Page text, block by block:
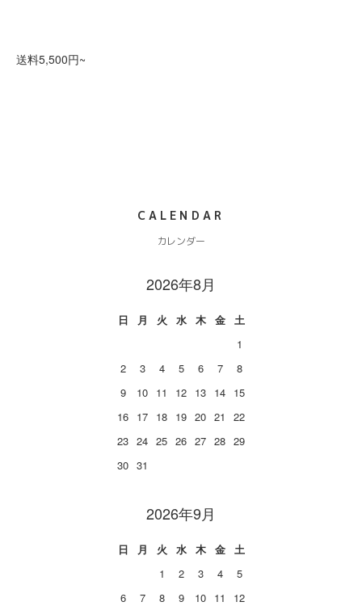
送料5,500円~
CALENDAR
カレンダー
2026年8月
日 月 火 水 木 金
土
1
2
3 4 5 6 7
8
9
10 11 12 13 14 15
16 17 18 19 20 21
22
23 24 25 26 27 28 29
30 31
2026年9月
日 月 火 水 木 金
土
1
2 3 4
5
6
7 8 9 10 11
12